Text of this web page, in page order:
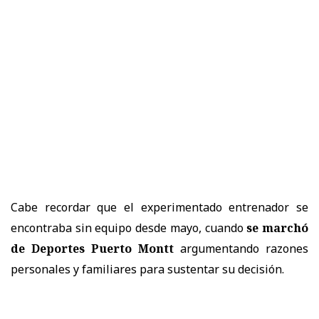
Cabe recordar que el experimentado entrenador se
encontraba sin equipo desde mayo, cuandose marchó
de Deportes Puerto Montt argumentando razones
personales y familiares para sustentar su decisión.